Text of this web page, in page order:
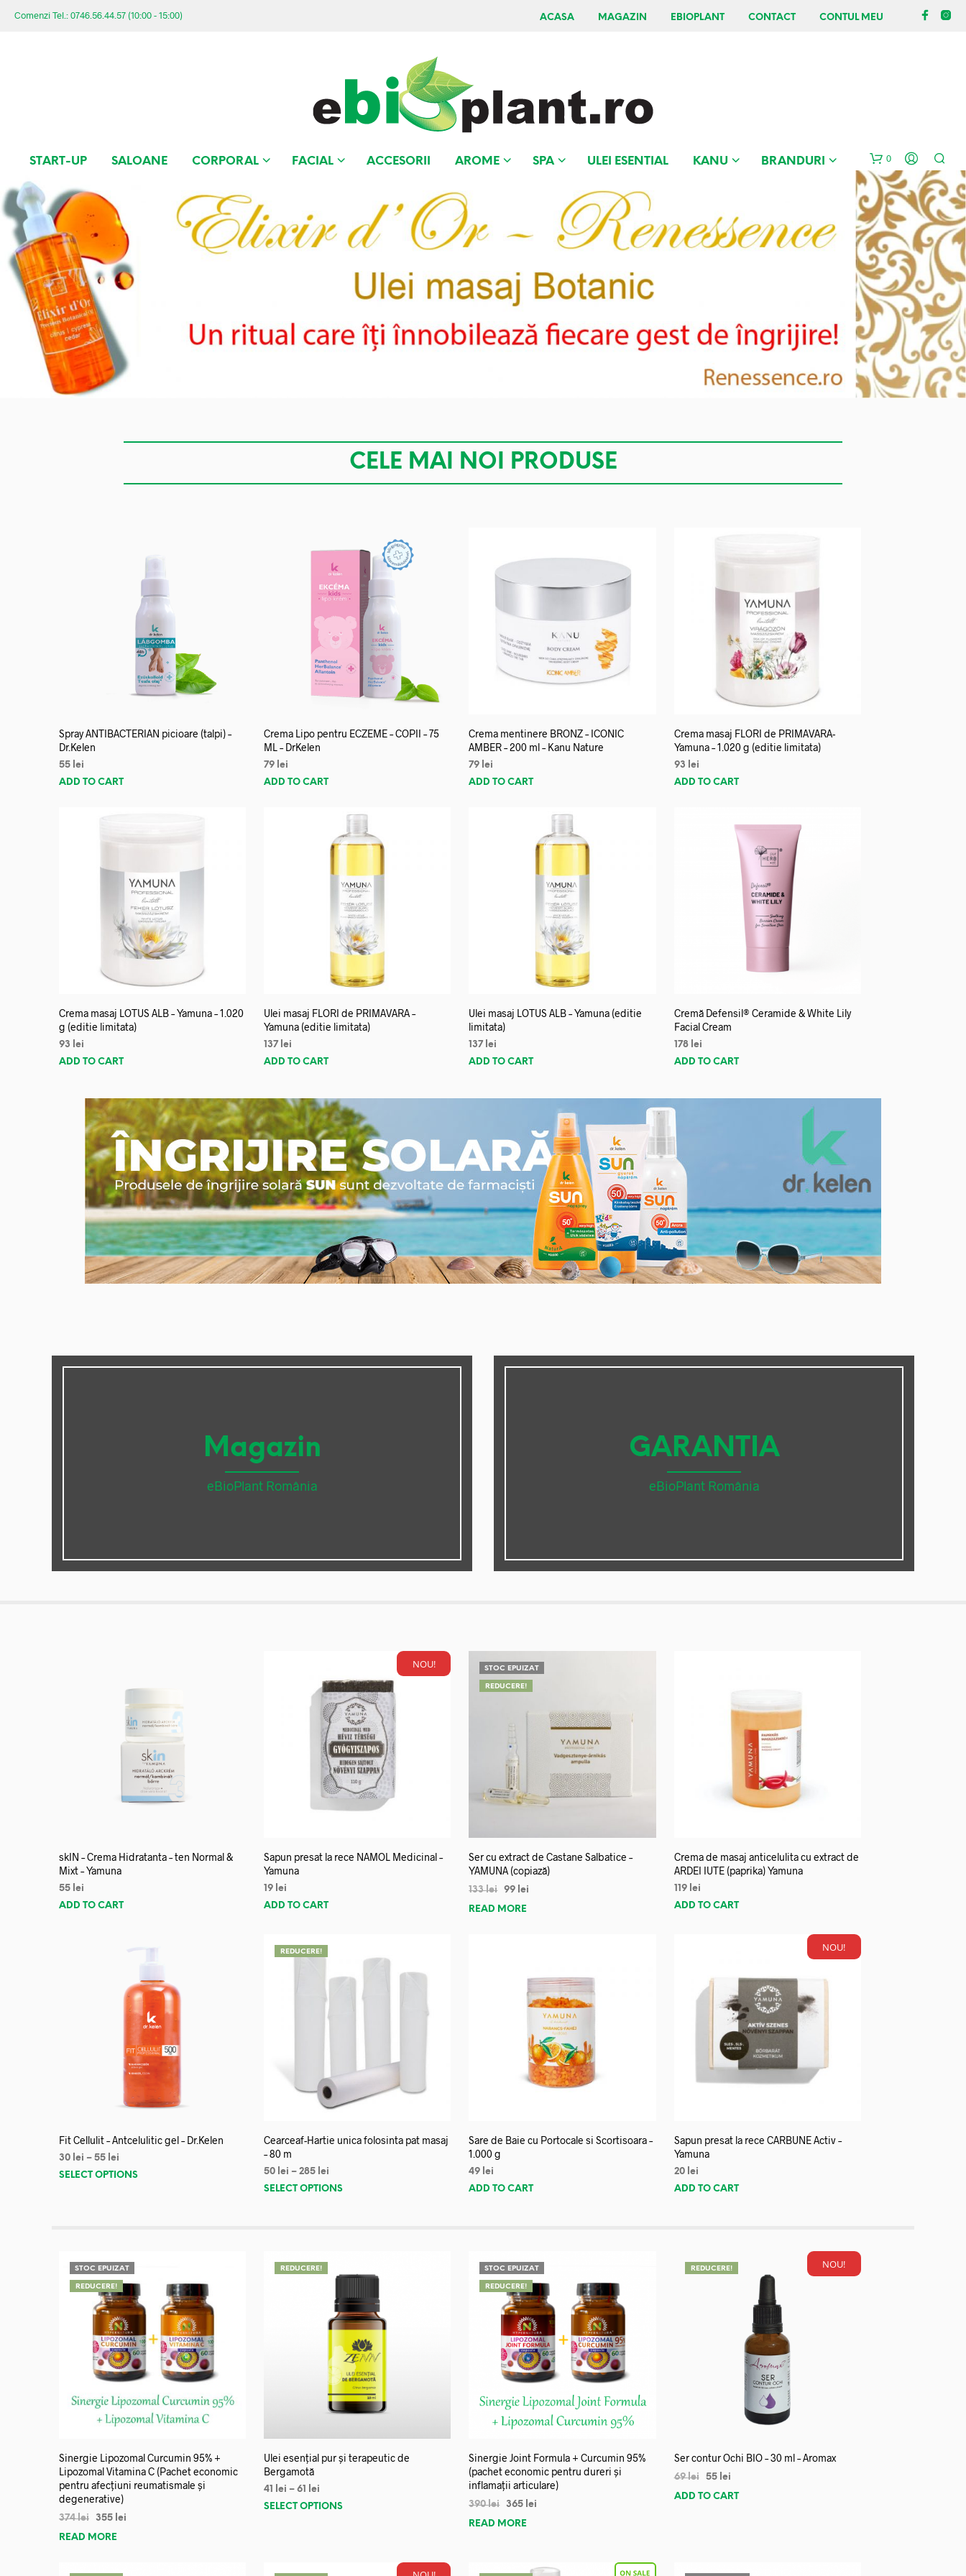
Comenzi Tel.: 0746.56.44.57 (10:00 - 15:00) ACASA MAGAZIN EBIOPLANT CONTACT CONTUL MEU
START-UP SALOANE CORPORAL FACIAL ACCESORII AROME SPA ULEI ESENTIAL KANU BRANDURI 0
CELE MAI NOI PRODUSE
Spray ANTIBACTERIAN picioare (talpi) –
Dr.Kelen
55 lei
ADD TO CART
Crema Lipo pentru ECZEME – COPII – 75
ML – DrKelen
79 lei
ADD TO CART
Crema mentinere BRONZ – ICONIC
AMBER – 200 ml – Kanu Nature
79 lei
ADD TO CART
Crema masaj FLORI de PRIMAVARA-
Yamuna – 1.020 g (editie limitata)
93
lei
ADD TO CART
Crema masaj LOTUS ALB – Yamuna – 1.020
g (editie limitata)
93
lei
ADD TO CART
Ulei masaj FLORI de PRIMAVARA –
Yamuna (editie limitata)
137 lei
ADD TO CART
Ulei masaj LOTUS ALB – Yamuna (editie
limitata)
137 lei
ADD TO CART
Cremă Defensil® Ceramide & White Lily
Facial Cream
178 lei
ADD TO CART
Magazin
eBioPlant România
GARANTIA
eBioPlant România
skIN – Crema Hidratanta – ten Normal &
Mixt – Yamuna
55 lei
ADD TO CART
NOU!
Sapun presat la rece NAMOL Medicinal –
Yamuna
19 lei
ADD TO CART
STOC EPUIZAT
REDUCERE!
Ser cu extract de Castane Salbatice –
YAMUNA (copiază)
133lei 99 lei
READ MORE
Crema de masaj anticelulita cu extract de
ARDEI IUTE (paprika) Yamuna
119 lei
ADD TO CART
Fit Cellulit – Antcelulitic gel – Dr.Kelen
30 lei – 55 lei
SELECT OPTIONS
REDUCERE!
Cearceaf-Hartie unica folosinta pat masaj
– 80 m
50 lei –285 lei
SELECT OPTIONS
Sare de Baie cu Portocale si Scortisoara –
1.000 g
49 lei
ADD TO CART
NOU!
Sapun presat la rece CARBUNE Activ –
Yamuna
20 lei
ADD TO CART
STOC EPUIZAT
REDUCERE!
Sinergie Lipozomal Curcumin 95% +
Lipozomal Vitamina C (Pachet economic
pentru afecțiuni reumatismale și
degenerative)
374lei 355 lei
READ MORE
REDUCERE!
Ulei esențial pur și terapeutic de
Bergamotă
41 lei –61
lei
SELECT OPTIONS
STOC EPUIZAT
REDUCERE!
Sinergie Joint Formula + Curcumin 95%
(pachet economic pentru dureri și
inflamații articulare)
390lei 365 lei
READ MORE
NOU!
REDUCERE!
Ser contur Ochi BIO – 30 ml – Aromax
69lei 55 lei
ADD TO CART